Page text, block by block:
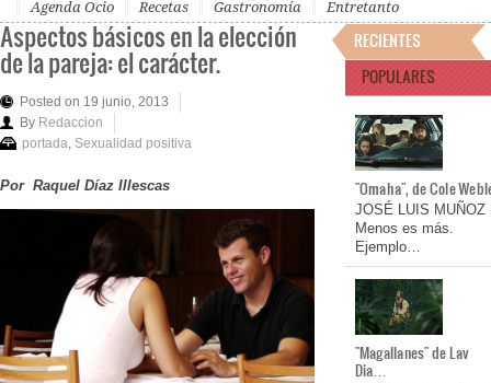
Agenda Ocio
Recetas Gastronomía Entretanto
Aspectos básicos en la elección
de la pareja: el carácter.
Posted on 19 junio, 2013
By Redaccion
portada Sexualidad positiva
Por Raquel Díaz Illescas
RECIENTES
POPULARES
"Omaha", de Cole
JOSÉ LUIS MUÑOZ
Menos es más.
Ejemplo…
"Magallanes" de Lav
Dia…